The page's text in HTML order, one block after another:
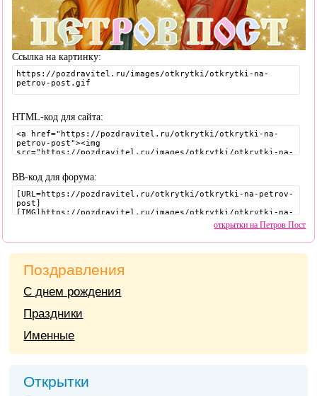
Ссылка на картинку:
HTML-код для сайта:
BB-код для форума:
открытки на Петров Пост
Поздравления
С днем рождения
Праздники
Именные
Открытки